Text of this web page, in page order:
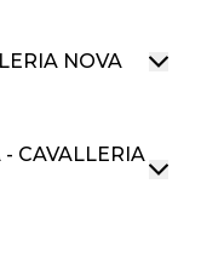
NOVA
CAVALLERIA